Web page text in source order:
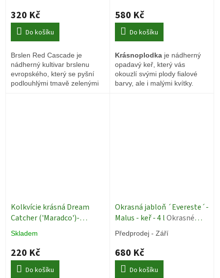
320 Kč
Do košíku
Brslen Red Cascade je
nádherný kultivar brslenu
evropského, který se pyšní
podlouhlými tmavě zelenými
580 Kč
Do košíku
Krásnoplodka je nádherný
opadavý keř, který vás
okouzlí svými plody fialové
barvy, ale i malými kvítky.
Kolkvície krásná Dream
Catcher ('Maradco')-
Kolkwitzia amabilis - 2 l
Skladem
220 Kč
Do košíku
Okrasná jabloň ´Evereste´-
Malus - keř - 4 lOkrasné
stromy
Předprodej - Září
680 Kč
Do košíku